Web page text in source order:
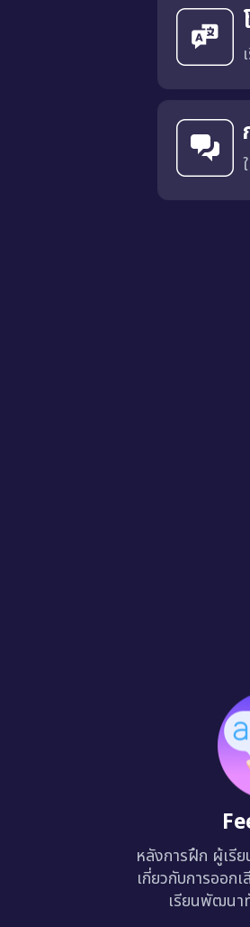
หลังการฝึก ผู้เรี
เกี่ยวกับการออก
เรียนพัฒนา